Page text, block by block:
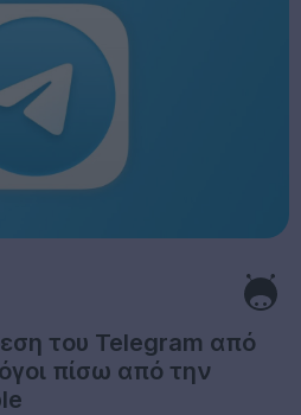
του Telegram από
πίσω από την